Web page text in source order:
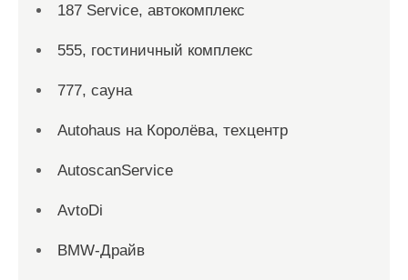
187 Service, автокомплекс
555, гостиничный комплекс
777, сауна
Autohaus на Королёва, техцентр
AutoscanService
AvtoDi
BMW-Драйв